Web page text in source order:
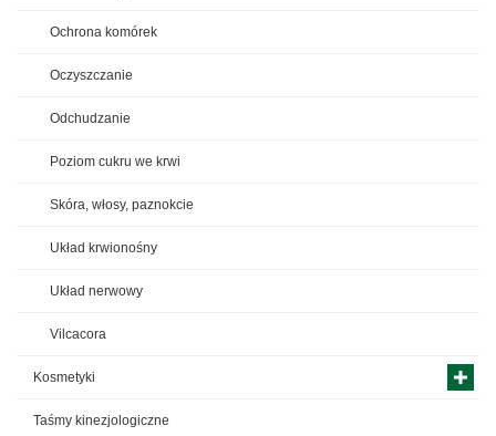
Ochrona komórek
Oczyszczanie
Odchudzanie
Poziom cukru we krwi
Skóra, włosy, paznokcie
Układ krwionośny
Układ nerwowy
Vilcacora
Kosmetyki
Taśmy kinezjologiczne